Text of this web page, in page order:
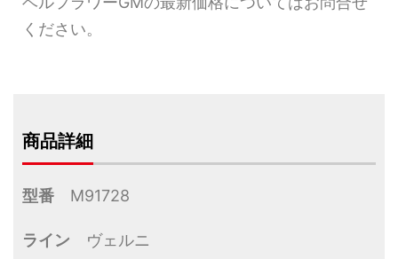
ください。
商品詳細
型番 M91728
ライン ヴェルニ